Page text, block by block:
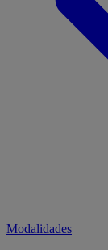
Modalidades